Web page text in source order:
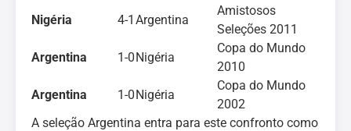
Nigéria
4-1 Argentina
Amistosos
Seleções 2011
Argentina
1-0Nigéria
Copa do Mundo
2010
Argentina
1-0Nigéria
Copa do Mundo
2002
A seleção Argentina entra para este confronto como